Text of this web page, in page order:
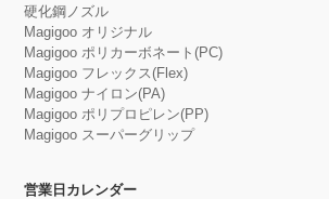
硬化鋼ノズル
Magigoo オリジナル
Magigoo ポリカーボネート(PC)
Magigoo フレックス(Flex)
Magigoo ナイロン(PA)
Magigoo ポリプロピレン(PP)
Magigoo スーパーグリップ
営業日カレンダー